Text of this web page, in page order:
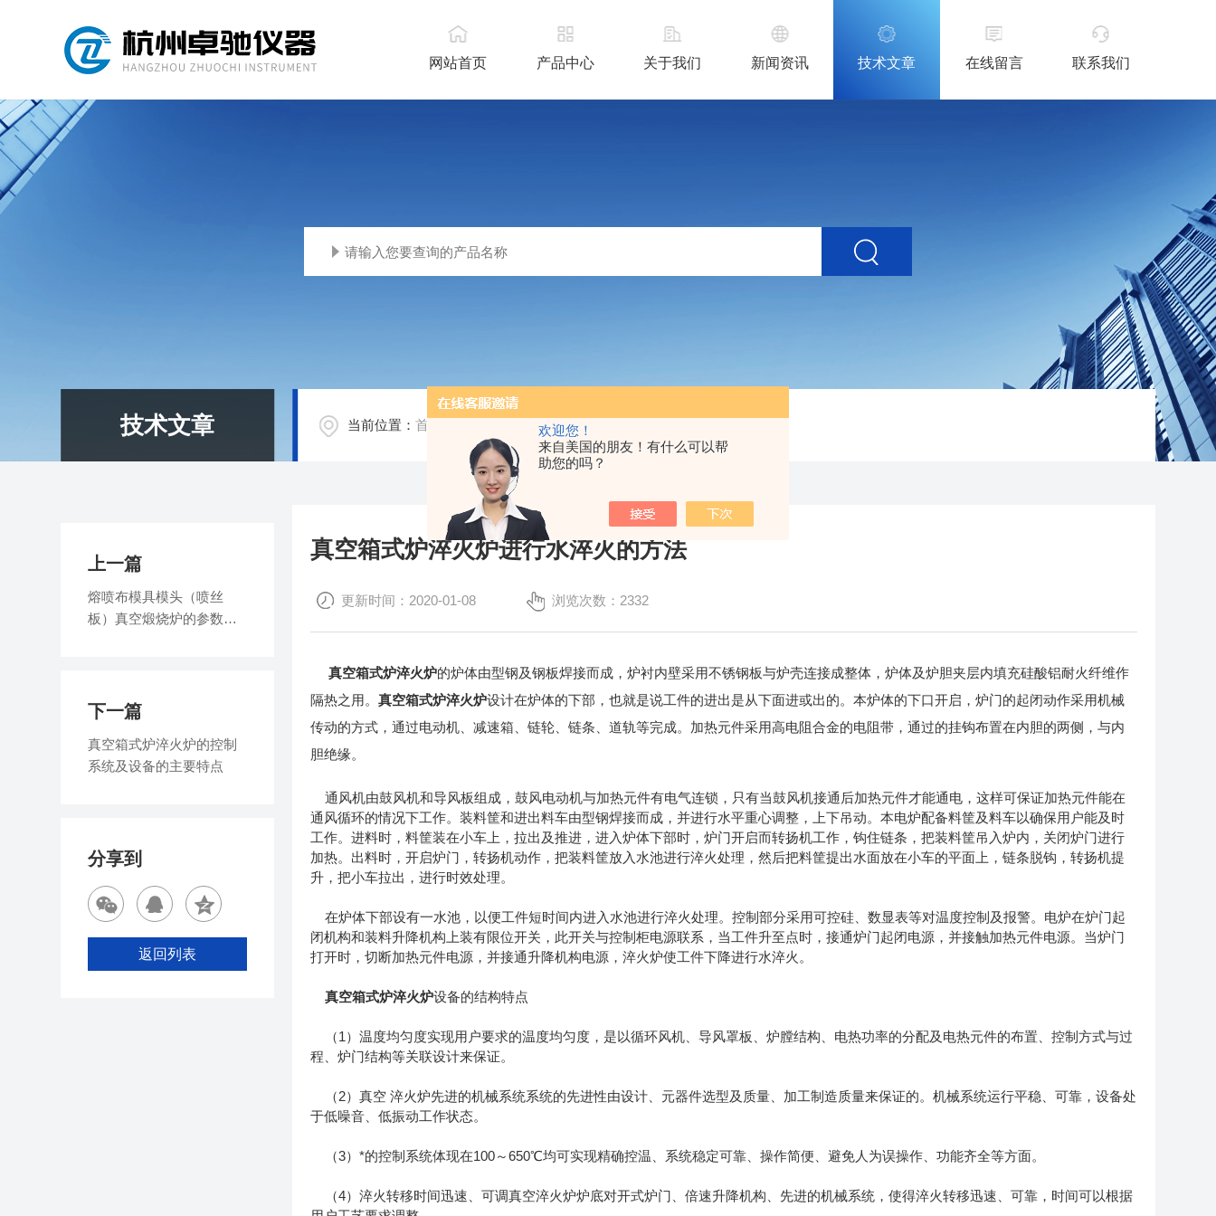
欢迎您！
来自美国的朋友！有什么可以帮
助您的吗？
网站首页 产品中心 关于我们 新闻资讯 技术文章 在线留言 联系我们
技术文章 当前位置：首页 / 真空箱式炉淬火炉进行水淬火的方法
真空箱式炉淬火炉进行水淬火的方法
更新时间：2020-01-08 浏览次数：2332
真空箱式炉淬火炉的炉体由型钢及钢板焊接而成，炉衬内壁采用不锈钢板与炉壳连接成整体，炉体及炉胆夹层内填充硅酸铝耐火纤维作
隔热之用。真空箱式炉淬火炉设计在炉体的下部，也就是说工件的进出是从下面进或出的。本炉体的下口开启，炉门的起闭动作采用机械
传动的方式，通过电动机、减速箱、链轮、链条、道轨等完成。加热元件采用高电阻合金的电阻带，通过的挂钩布置在内胆的两侧，与内
胆绝缘。
通风机由鼓风机和导风板组成，鼓风电动机与加热元件有电气连锁，只有当鼓风机接通后加热元件才能通电，这样可保证加热元件能在
通风循环的情况下工作。装料筐和进出料车由型钢焊接而成，并进行水平重心调整，上下吊动。本电炉配备料筐及料车以确保用户能及时
工作。进料时，料筐装在小车上，拉出及推进，进入炉体下部时，炉门开启而转扬机工作，钩住链条，把装料筐吊入炉内，关闭炉门进行
加热。出料时，开启炉门，转扬机动作，把装料筐放入水池进行淬火处理，然后把料筐提出水面放在小车的平面上，链条脱钩，转扬机提
升，把小车拉出，进行时效处理。
在炉体下部设有一水池，以便工件短时间内进入水池进行淬火处理。控制部分采用可控硅、数显表等对温度控制及报警。电炉在炉门起
闭机构和装料升降机构上装有限位开关，此开关与控制柜电源联系，当工件升至点时，接通炉门起闭电源，并接触加热元件电源。当炉门
打开时，切断加热元件电源，并接通升降机构电源，淬火炉使工件下降进行水淬火。
真空箱式炉淬火炉设备的结构特点
（1）温度均匀度实现用户要求的温度均匀度，是以循环风机、导风罩板、炉膛结构、电热功率的分配及电热元件的布置、控制方式与过
程、炉门结构等关联设计来保证。
（2）真空 淬火炉先进的机械系统系统的先进性由设计、元器件选型及质量、加工制造质量来保证的。机械系统运行平稳、可靠，设备处
于低噪音、低振动工作状态。
（3）*的控制系统体现在100～650℃均可实现精确控温、系统稳定可靠、操作简便、避免人为误操作、功能齐全等方面。
（4）淬火转移时间迅速、可调真空淬火炉炉底对开式炉门、倍速升降机构、先进的机械系统，使得淬火转移迅速、可靠，时间可以根据
上一篇
熔喷布模具模头（喷丝
板）真空煅烧炉的参数和
下一篇
真空箱式炉淬火炉的控制
系统及设备的主要特点
分享到
返回列表